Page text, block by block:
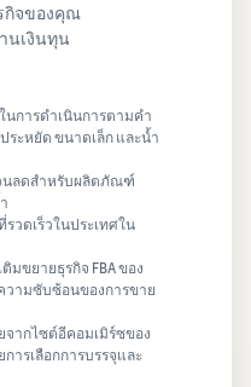
กิจของคุณ
นเงินทุน
การดำเนินการตามคำ
ระหยัด ขนาดเล็ก และน้ำ
นลดสำหรับผลิตภัณฑ์
วดเร็วในประเทศใน
มขยายธุรกิจ FBA ของ
วามซับซ้อนของการขาย
จากไซต์อีคอมเมิร์ซของ
ารเลือกการบรรจุและ